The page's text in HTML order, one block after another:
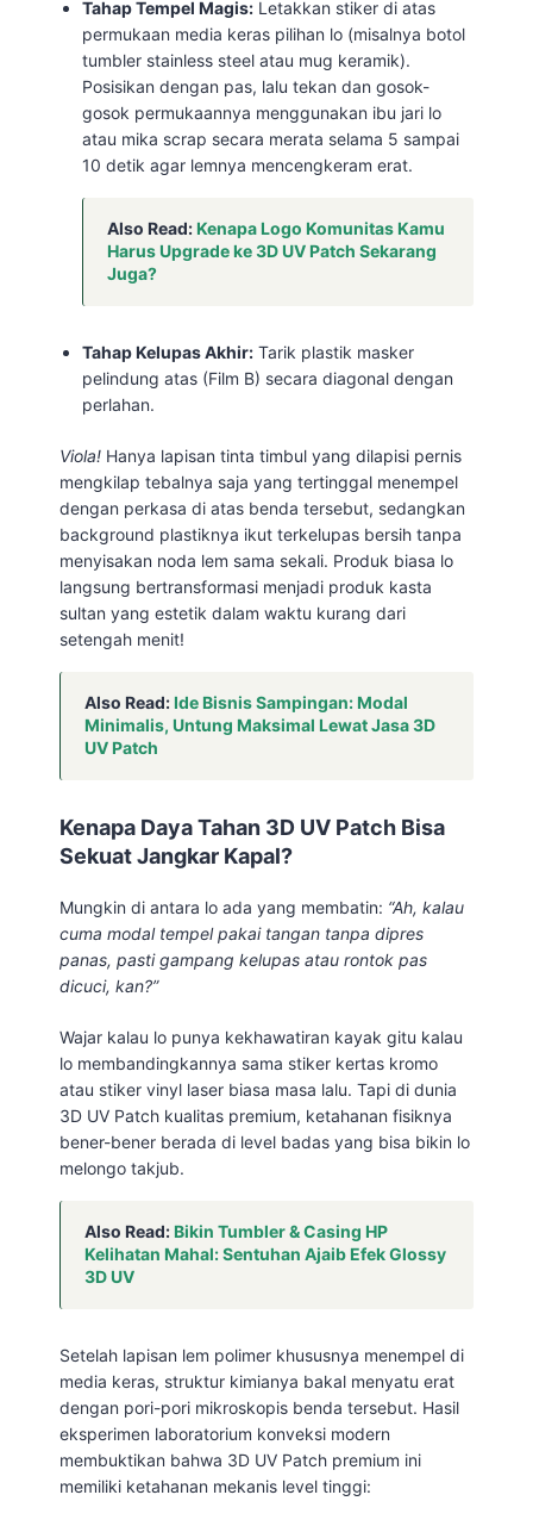
Tahap Tempel Magis: Letakkan stiker di atas
permukaan media keras pilihan lo (misalnya botol
tumbler stainless steel atau mug keramik).
Posisikan dengan pas, lalu tekan dan gosok-
gosok permukaannya menggunakan ibu jari lo
atau mika scrap secara merata selama 5 sampai
10 detik agar lemnya mencengkeram erat.
Also Read:Kenapa Logo Komunitas Kamu
Harus Upgrade ke 3D UV Patch Sekarang
Juga?
Tahap Kelupas Akhir: Tarik plastik masker
pelindung atas (Film B) secara diagonal dengan
perlahan.
Viola! Hanya lapisan tinta timbul yang dilapisi pernis
mengkilap tebalnya saja yang tertinggal menempel
dengan perkasa di atas benda tersebut, sedangkan
background plastiknya ikut terkelupas bersih tanpa
menyisakan noda lem sama sekali. Produk biasa lo
langsung bertransformasi menjadi produk kasta
sultan yang estetik dalam waktu kurang dari
setengah menit!
Also Read:Ide Bisnis Sampingan: Modal
Minimalis, Untung Maksimal Lewat Jasa 3D
UV Patch
Kenapa Daya Tahan 3D UV Patch Bisa
Sekuat Jangkar Kapal?
Mungkin di antara lo ada yang membatin: “Ah, kalau
cuma modal tempel pakai tangan tanpa dipres
panas, pasti gampang kelupas atau rontok pas
dicuci, kan?”
Wajar kalau lo punya kekhawatiran kayak gitu kalau
lo membandingkannya sama stiker kertas kromo
atau stiker vinyl laser biasa masa lalu. Tapi di dunia
3D UV Patch kualitas premium, ketahanan fisiknya
bener-bener berada di level badas yang bisa bikin lo
melongo takjub.
Also Read:Bikin Tumbler & Casing HP
Kelihatan Mahal: Sentuhan Ajaib Efek Glossy
3D UV
Setelah lapisan lem polimer khususnya menempel di
media keras, struktur kimianya bakal menyatu erat
dengan pori-pori mikroskopis benda tersebut. Hasil
eksperimen laboratorium konveksi modern
membuktikan bahwa 3D UV Patch premium ini
memiliki ketahanan mekanis level tinggi: